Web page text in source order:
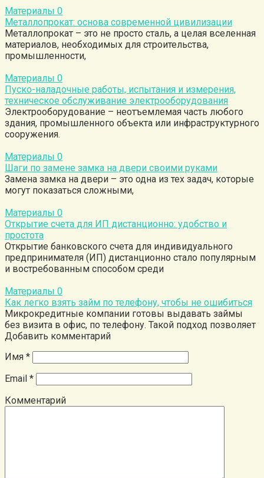
Материалы 0
Металлопрокат: основа современной цивилизации
Металлопрокат – это не просто сталь, а целая вселенная
материалов, необходимых для строительства,
промышленности,
Материалы 0
Пуско-наладочные работы, испытания и измерения,
техническое обслуживание электрооборудования
Электрооборудование – неотъемлемая часть любого
здания, промышленного объекта или инфраструктурного
сооружения.
Материалы 0
Шаги по замене замка на двери своими руками
Замена замка на двери – это одна из тех задач, которые
могут показаться сложными,
Материалы 0
Открытие счета для ИП дистанционно: удобство и
простота
Открытие банковского счета для индивидуального
предпринимателя (ИП) дистанционно стало популярным
и востребованным способом среди
Материалы 0
Как легко взять займ по телефону, чтобы не ошибиться
Микрокредитные компании готовы выдавать займы
без визита в офис, по телефону. Такой подход позволяет
Добавить комментарий
Имя *
Email *
Комментарий